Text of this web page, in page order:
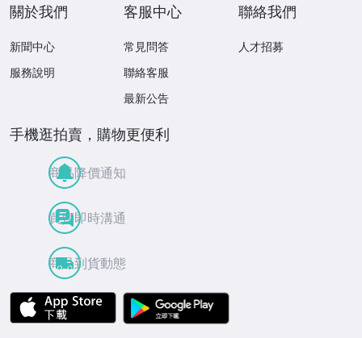
關於我們
新聞中心
服務說明
客服中心
常見問答
聯絡客服
最新公告
聯絡我們
人才招募
手機逛拍賣，購物更便利
商品降價通知
買賣即時溝通
商品到貨動態
APP Store